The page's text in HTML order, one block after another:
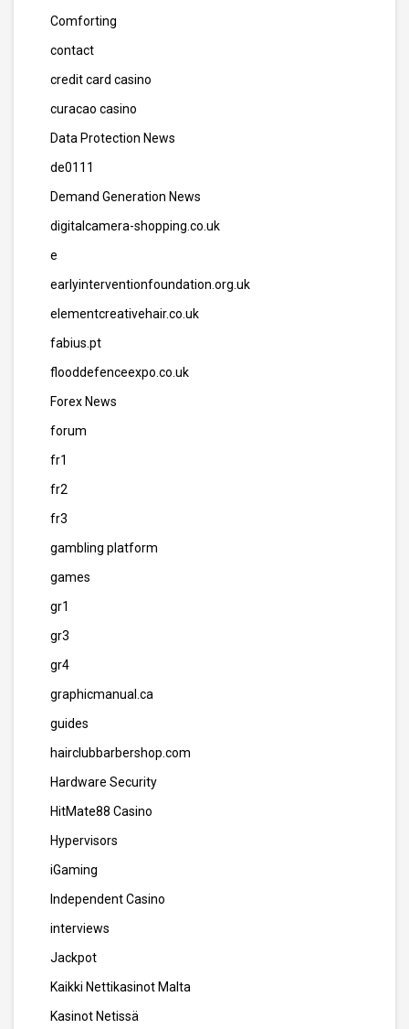
Comforting
contact
credit card casino
curacao casino
Data Protection News
de0111
Demand Generation News
digitalcamera-shopping.co.uk
e
earlyinterventionfoundation.org.uk
elementcreativehair.co.uk
fabius.pt
flooddefenceexpo.co.uk
Forex News
forum
fr1
fr2
fr3
gambling platform
games
gr1
gr3
gr4
graphicmanual.ca
guides
hairclubbarbershop.com
Hardware Security
HitMate88 Casino
Hypervisors
iGaming
Independent Casino
interviews
Jackpot
Kaikki Nettikasinot Malta
Kasinot Netissä